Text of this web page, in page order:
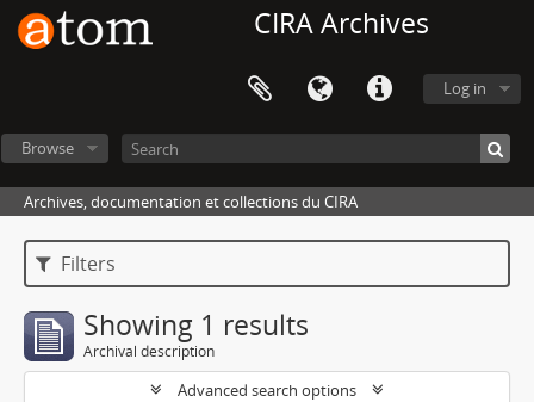
CIRA Archives
Log in
Browse
Archives, documentation et collections du CIRA
Filters
Showing 1 results
Archival description
Advanced search options